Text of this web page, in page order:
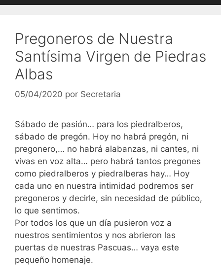
Pregoneros de Nuestra
Santísima Virgen de Piedras
Albas
05/04/2020 por Secretaria
Sábado de pasión… para los piedralberos,
sábado de pregón. Hoy no habrá pregón, ni
pregonero,… no habrá alabanzas, ni cantes, ni
vivas en voz alta… pero habrá tantos pregones
como piedralberos y piedralberas hay… Hoy
cada uno en nuestra intimidad podremos ser
pregoneros y decirle, sin necesidad de público,
lo que sentimos.
Por todos los que un día pusieron voz a
nuestros sentimientos y nos abrieron las
puertas de nuestras Pascuas… vaya este
pequeño homenaje.